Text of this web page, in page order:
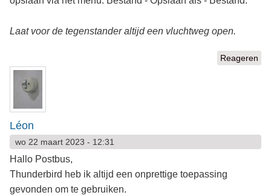
Laat voor de tegenstander altijd een vluchtweg open.
Reageren
Léon
wo 22 maart 2023 - 12:31
Hallo Postbus,
Thunderbird heb ik altijd een onprettige toepassing
gevonden om te gebruiken.